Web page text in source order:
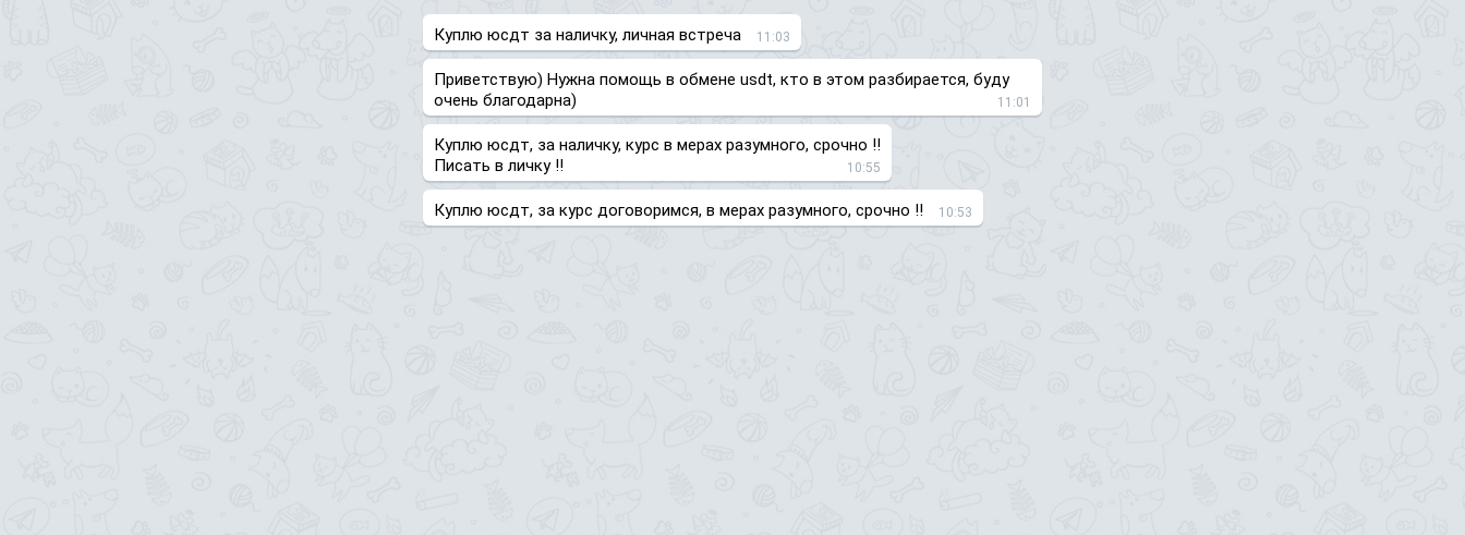
Куплю юсдт за наличку, личная встреча 11:03
Приветствую) Нужна помощь в обмене usdt, кто в этом разбирается, буду
очень благодарна)
11:01
Куплю юсдт, за наличку, курс в мерах разумного, срочно ‼️
Писать в личку ‼️
10:55
Куплю юсдт, за курс договоримся, в мерах разумного, срочно ‼️ 10:53